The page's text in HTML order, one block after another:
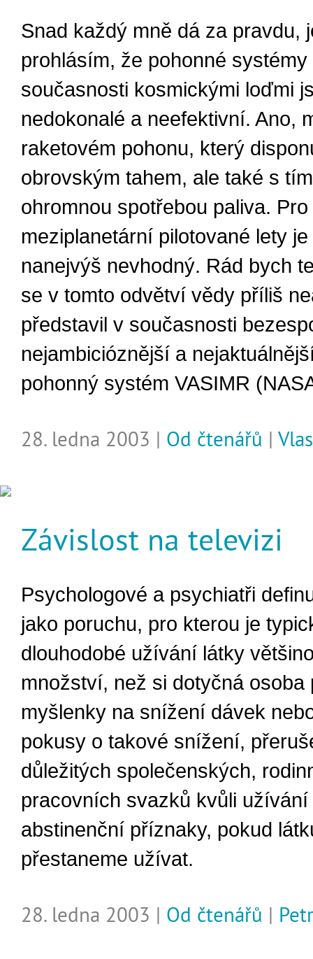
Snad každý mně dá za pravdu,
prohlásím, že pohonné
současnosti kosmickými loďmi
nedokonalé a neefektivní. Ano,
raketovém pohonu, který
obrovským tahem, ale také s
ohromnou spotřebou paliva. Pro
meziplanetární pilotované lety
nanejvýš nevhodný. Rád bych
se v tomto odvětví vědy příliš
představil v současnosti
nejambicióznější a
pohonný systém VASIMR
28. ledna 2003 | Od čtenářů |
Závislost na televizi
Psychologové a psychiatři
jako poruchu, pro kterou je
dlouhodobé užívání látky
množství, než si dotyčná osoba
myšlenky na snížení dávek
pokusy o takové snížení,
důležitých společenských,
pracovních svazků kvůli užívání
abstinenční příznaky, pokud
přestaneme užívat.
28. ledna 2003 | Od čtenářů |